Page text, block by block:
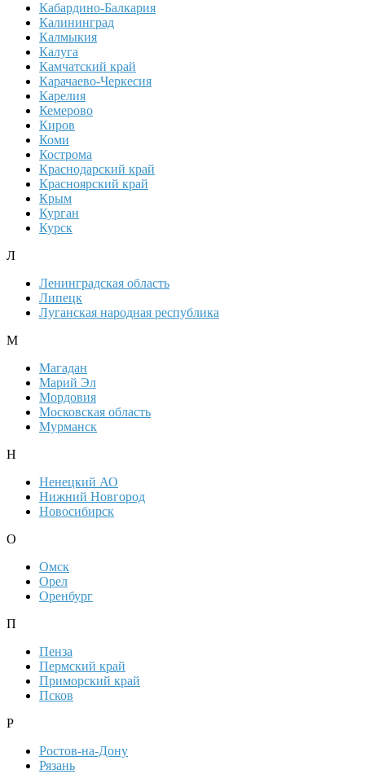
Кабардино-Балкария
Калининград
Калмыкия
Калуга
Камчатский край
Карачаево-Черкесия
Карелия
Кемерово
Киров
Коми
Кострома
Краснодарский край
Красноярский край
Крым
Курган
Курск
Л
Ленинградская область
Липецк
Луганская народная республика
М
Магадан
Марий Эл
Мордовия
Московская область
Мурманск
Н
Ненецкий АО
Нижний Новгород
Новосибирск
О
Омск
Орел
Оренбург
П
Пенза
Пермский край
Приморский край
Псков
Р
Ростов-на-Дону
Рязань